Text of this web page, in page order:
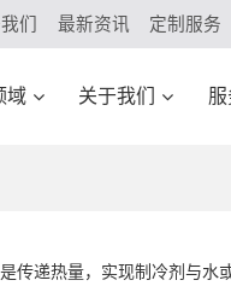
们 最新资讯 定制服务
域 关于我们
传递热量，实现制冷剂与